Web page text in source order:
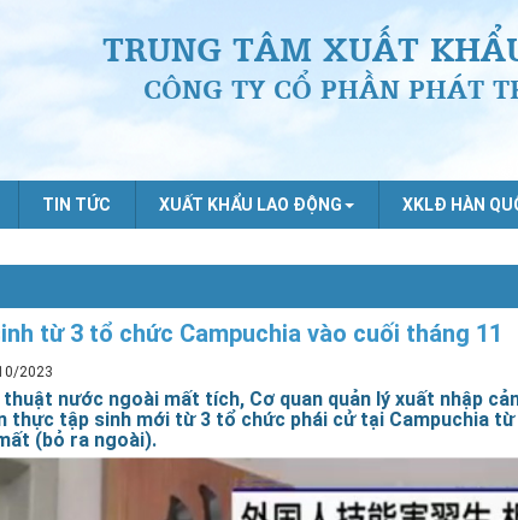
TRUNG TÂM XUẤT
CÔNG TY CỔ PHẦN PHÁT
TIN TỨC XUẤT KHẨU LAO ĐỘNG XKLĐ HÀN
từ 3 tổ chức Campuchia vào cuối tháng 11
2023
nước ngoài mất tích, Cơ quan quản lý xuất nhập
thực tập sinh mới từ 3 tổ chức phái cử tại Campuchia
(bỏ ra ngoài).